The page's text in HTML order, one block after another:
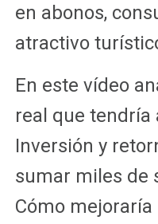
en abonos,
atractivo
En este vídeo
real que tendría
Inversión y
sumar miles de
Cómo